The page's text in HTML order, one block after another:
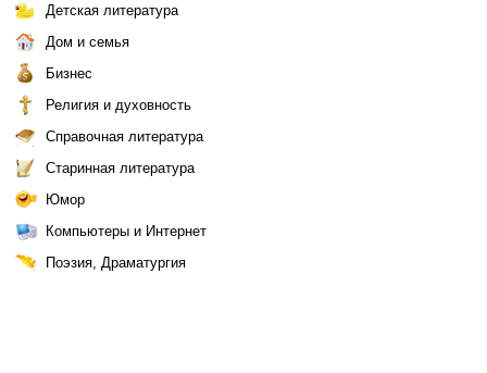
Детская литература
Дом и семья
Бизнес
Религия и духовность
Справочная литература
Старинная литература
Юмор
Компьютеры и Интернет
Поэзия, Драматургия